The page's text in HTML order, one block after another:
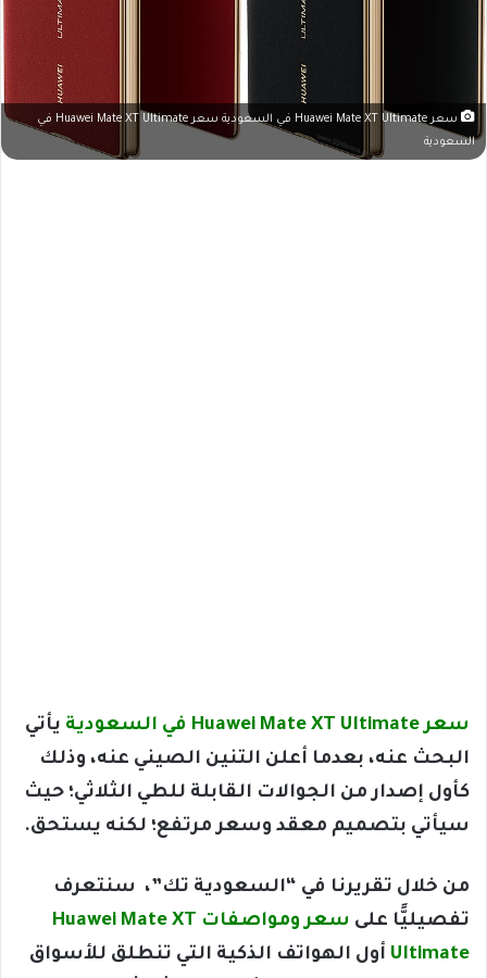
سعر Huawei Mate XT Ultimate في السعودية سعر Huawei Mate XT Ultimate في
السعودية
سعر Huawei Mate XT Ultimate في السعودية
يأتي
البحث عنه، بعدما أعلن التنين الصيني عنه، وذلك
كأول إصدار من الجوالات القابلة للطي الثلاثي؛ حيث
سيأتي بتصميم معقد وسعر مرتفع؛ لكنه يستحق.
من خلال تقريرنا في “السعودية تك”، سنتعرف
تفصيليًّا على
سعر ومواصفات Huawei Mate XT
Ultimate أول الهواتف الذكية التي تنطلق للأسواق